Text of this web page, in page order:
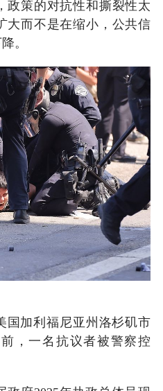
政策的对抗性和撕裂性太
大而不是在缩小，公共信
。
国加利福尼亚州洛杉矶市
，一名抗议者被警察控